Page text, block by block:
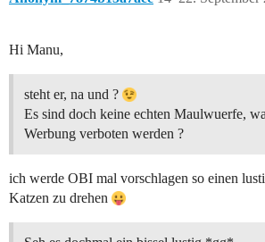
Hi Manu,
steht er, na und ?
Es sind doch keine echten Maulwuerfe,
Werbung verboten werden ?
ich werde OBI mal vorschlagen so einen
Katzen zu drehen